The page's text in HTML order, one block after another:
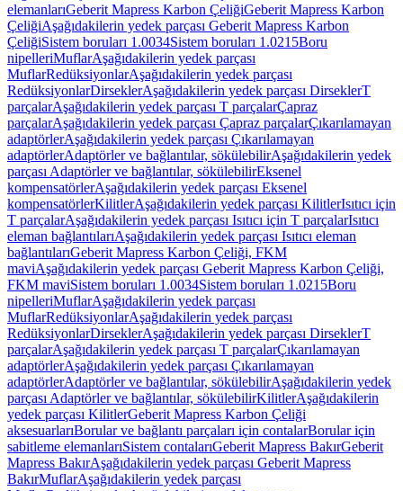
elemanlarıGeberit Mapress Karbon ÇeliğiGeberit Mapress Karbon
ÇeliğiAşağıdakilerin yedek parçası Geberit Mapress Karbon
ÇeliğiSistem boruları 1.0034Sistem boruları 1.0215Boru
nipelleriMuflarAşağıdakilerin yedek parçası
MuflarRedüksiyonlarAşağıdakilerin yedek parçası
RedüksiyonlarDirseklerAşağıdakilerin yedek parçası DirseklerT
parçalarAşağıdakilerin yedek parçası T parçalarÇapraz
parçalarAşağıdakilerin yedek parçası Çapraz parçalarÇıkarılamayan
adaptörlerAşağıdakilerin yedek parçası Çıkarılamayan
adaptörlerAdaptörler ve bağlantılar, sökülebilirAşağıdakilerin yedek
parçası Adaptörler ve bağlantılar, sökülebilirEksenel
kompensatörlerAşağıdakilerin yedek parçası Eksenel
kompensatörlerKilitlerAşağıdakilerin yedek parçası KilitlerIsıtıcı için
T parçalarAşağıdakilerin yedek parçası Isıtıcı için T parçalarIsıtıcı
eleman bağlantılarıAşağıdakilerin yedek parçası Isıtıcı eleman
bağlantılarıGeberit Mapress Karbon Çeliği, FKM
maviAşağıdakilerin yedek parçası Geberit Mapress Karbon Çeliği,
FKM maviSistem boruları 1.0034Sistem boruları 1.0215Boru
nipelleriMuflarAşağıdakilerin yedek parçası
MuflarRedüksiyonlarAşağıdakilerin yedek parçası
RedüksiyonlarDirseklerAşağıdakilerin yedek parçası DirseklerT
parçalarAşağıdakilerin yedek parçası T parçalarÇıkarılamayan
adaptörlerAşağıdakilerin yedek parçası Çıkarılamayan
adaptörlerAdaptörler ve bağlantılar, sökülebilirAşağıdakilerin yedek
parçası Adaptörler ve bağlantılar, sökülebilirKilitlerAşağıdakilerin
yedek parçası KilitlerGeberit Mapress Karbon Çeliği
aksesuarlarıBorular ve bağlantı parçaları için contalarBorular için
sabitleme elemanlarıSistem contalarıGeberit Mapress BakırGeberit
Mapress BakırAşağıdakilerin yedek parçası Geberit Mapress
BakırMuflarAşağıdakilerin yedek parçası